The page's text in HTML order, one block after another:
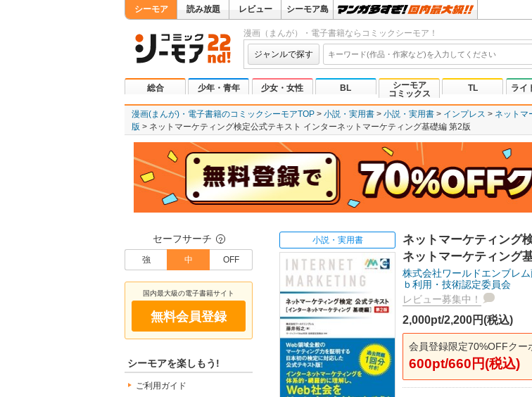
シーモア 読み放題 レビュー シーモア島
漫画（まんが）・電子書籍ならコミックシーモア！
ジャンルで探す
総合 少年・青年 少女・女性 BL
シーモア
コミックス
TL ライ
漫画(まんが)・電子書籍のコミックシーモアTOP 小説・実用書 小説・実用書 インプレス
ネットマ
版
ネットマーケティング検定公式テキスト インターネットマーケティング基礎編 第2版
セーフサーチ ？
強 中 OFF
国内最大級の電子書籍サイト
無料会員登録
シーモアを楽しもう!
ご利用ガイド
小説・実用書
ネットマーケティング
ネットマーケティング
株式会社ワールドエンブレ
ｂ利用・技術認定委員会
レビュー募集中！
2,000pt/2,200円(税込)
会員登録限定70%OFFクー
600pt/660円(税込)